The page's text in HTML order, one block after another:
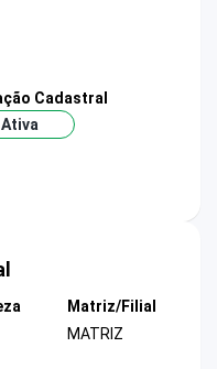
Cadastral
Ativa
Matriz/Filial
MATRIZ